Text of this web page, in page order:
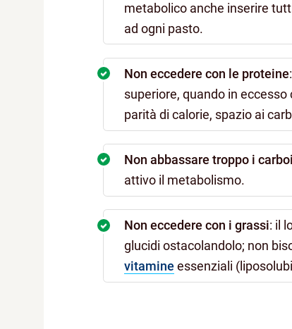
metabolico anche inserire
ad ogni pasto.
Non eccedere con le proteine
superiore, quando in
parità di calorie, spazio ai
Non abbassare troppo i
attivo il metabolismo.
Non eccedere con i grassi: il
glucidi ostacolandolo; non
vitamine essenziali